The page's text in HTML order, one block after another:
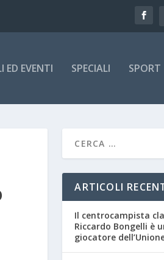
ED EVENTI SPECIALI SPORT
ARTICOLI
Il centrocampista
Riccardo Bongelli è
giocatore